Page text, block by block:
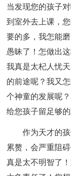
当发现您的孩子
到室外去上课，
要的多，我怎能
愚昧了！怎做出
我真是太杞人忧
的前途呢？我又
个神童的发展呢
给您孩子留足够的
作为天才的
累赘，会严重阻
真是太不明智了